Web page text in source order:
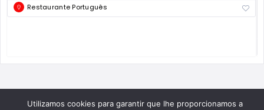
Restaurante Português
Utilizamos cookies para garantir que lhe proporcionamos a